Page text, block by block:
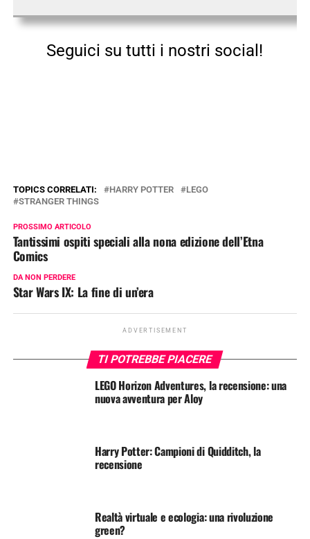
Seguici su tutti i nostri social!
TOPICS CORRELATI: HARRY POTTER
LEGO
STRANGER THINGS
PROSSIMO ARTICOLO
Tantissimi ospiti speciali alla nona edizione dell’Etna
Comics
DA NON PERDERE
Star Wars IX: La fine di un’era
ADVERTISEMENT
TI POTREBBE PIACERE
LEGO Horizon Adventures, la recensione: una
nuova avventura per Aloy
Harry Potter: Campioni di Quidditch, la
recensione
Realtà virtuale e ecologia: una rivoluzione
green?